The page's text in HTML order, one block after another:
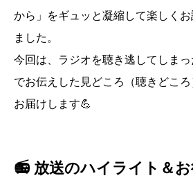
から」をギュッと凝縮して楽しく
ました。
今回は、ラジオを聴き逃してしま
でお伝えした見どころ（聴きどこ
お届けします💪
📻 放送のハイライト＆お